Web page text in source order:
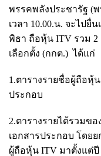
พรรคพลังประชารัฐ (
เวลา 10.00.น. จะไปยื่
พิธา ถือหุ้น ITV รวม
เลือกตั้ง (กกต.) ได้แก่
1.ตารางรายชื่อผู้ถือหุ้น
ประกอบ
2.ตารางรายได้รวมขอ
เอกสารประกอบ โดย
ผู้ถือหุ้น ITV มาตั้งแต่